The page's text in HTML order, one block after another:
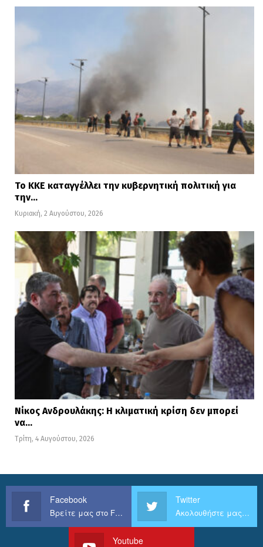
Το ΚΚΕ καταγγέλλει την κυβερνητική πολιτική για
την…
Κυριακή, 2 Αυγούστου, 2026
Νίκος Ανδρουλάκης: Η κλιματική κρίση δεν μπορεί
να…
Τρίτη, 4 Αυγούστου, 2026
Facebook
Βρείτε μας στο Facebook
Twitter
Ακολουθήστε μας στο Twitter
Youtube